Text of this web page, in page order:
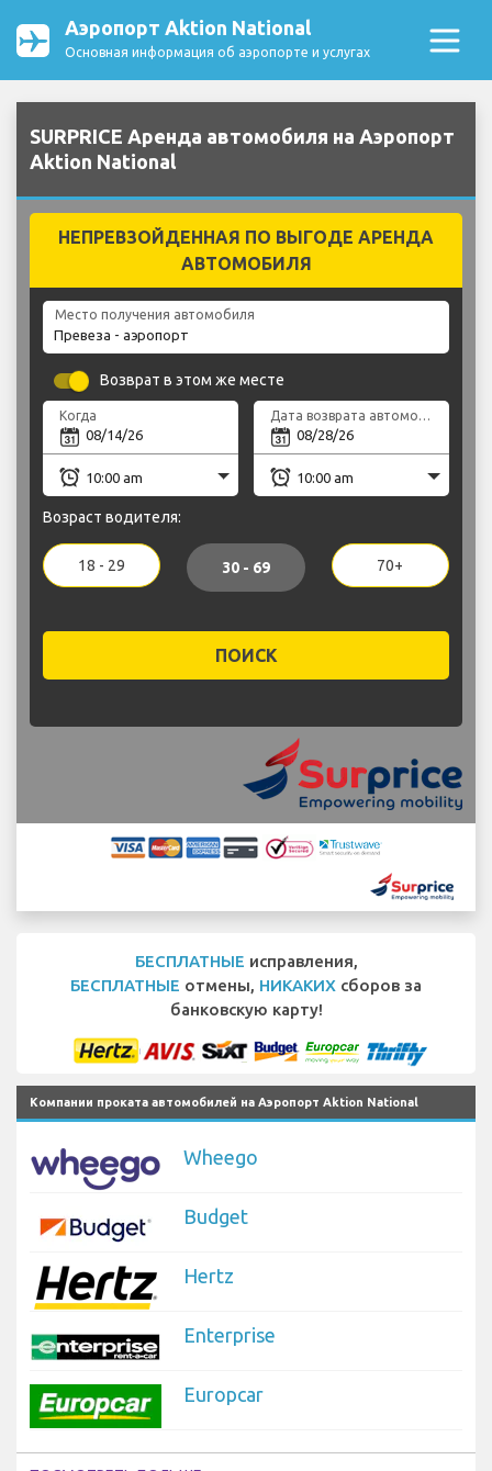
Аэропорт Aktion National
Основная информация об аэропорте и услугах
SURPRICE Аренда автомобиля на Аэропорт
Aktion National
НЕПРЕВЗОЙДЕННАЯ ПО ВЫГОДЕ АРЕНДА
АВТОМОБИЛЯ
Место получения автомобиля
Возврат в этом же месте
Когда Дата возврата автомобиля
Возраст водителя:
18 - 29 30 - 69 70+
ПОИСК
БЕСПЛАТНЫЕ исправления,
БЕСПЛАТНЫЕ отмены, НИКАКИХ сборов за
банковскую карту!
Компании проката автомобилей на Аэропорт Aktion National
Wheego
Budget
Hertz
Enterprise
Europcar